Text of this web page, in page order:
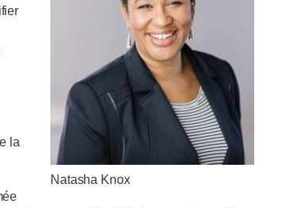
Natasha Knox
la